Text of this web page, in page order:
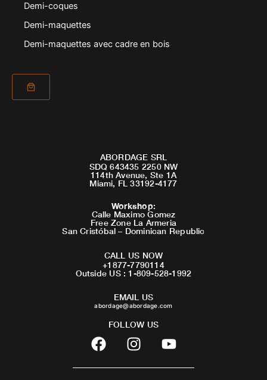
Demi-coques
Demi-maquettes
Demi-maquettes avec cadre en bois
ABORDAGE SRL
SDQ 643435 2250 NW
114th Avenue, Ste 1A
Miami, FL 33192-4177
Workshop:
Calle Maximo Gomez
Free Zone La Armeria
San Cristóbal – Dominican Republic
CALL US NOW
+1877-7790114
Outside US : 1-809-528-1992
EMAIL US
abordage@abordage.com
FOLLOW US
F
a
c
I
n
s
Y
o
u